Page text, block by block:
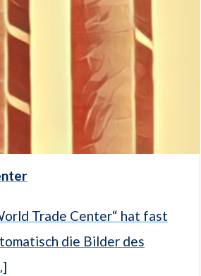
Trade Center“ hat fast
die Bilder des